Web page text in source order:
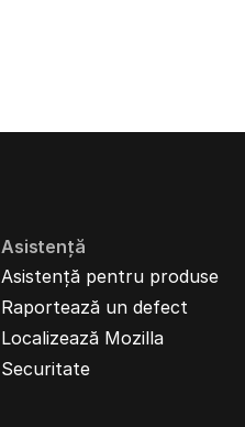
Asistență
Asistență pentru produse
Raportează un defect
Localizează Mozilla
Securitate